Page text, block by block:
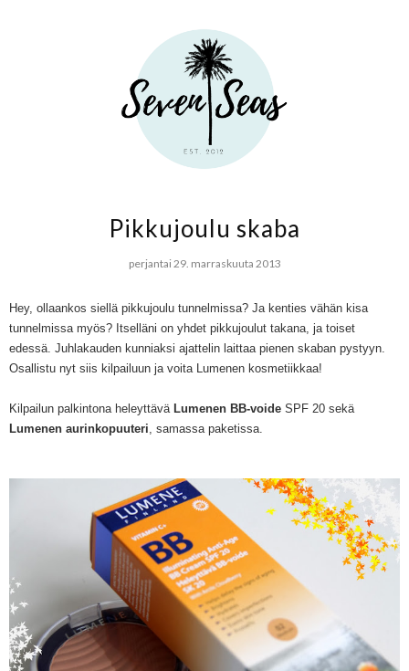
Pikkujoulu skaba
perjantai 29. marraskuuta 2013
Hey, ollaankos siellä pikkujoulu tunnelmissa? Ja kenties vähän kisa
tunnelmissa myös? Itselläni on yhdet pikkujoulut takana, ja toiset
edessä. Juhlakauden kunniaksi ajattelin laittaa pienen skaban pystyyn.
Osallistu nyt siis kilpailuun ja voita Lumenen kosmetiikkaa!
Kilpailun palkintona heleyttävä Lumenen BB-voide SPF 20 sekä
Lumenen aurinkopuuteri, samassa paketissa.